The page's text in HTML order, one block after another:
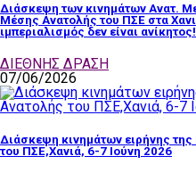
Διάσκεψη των κινημάτων Ανατ.
Μέσης Ανατολής του ΠΣΕ στα
ιμπεριαλισμός δεν είναι ανίκητος!
ΔΙΕΘΝΗΣ ΔΡΑΣΗ
07/06/2026
Διάσκεψη κινημάτων ειρήνης
του ΠΣΕ,Χανιά, 6-7 Ιούνη 2026